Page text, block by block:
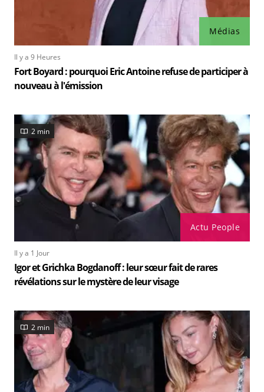
Médias
Il y a 9 Heures
Fort Boyard : pourquoi Eric Antoine refuse de participer à
nouveau à l'émission
Actu People
2 min
Il y a 1 Jour
Igor et Grichka Bogdanoff : leur sœur fait de rares
révélations sur le mystère de leur visage
2 min